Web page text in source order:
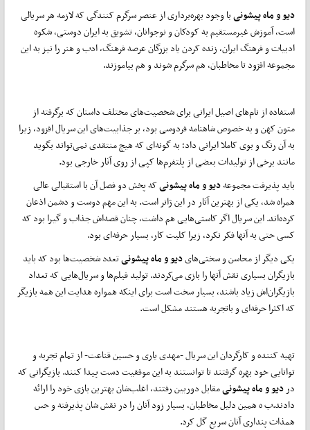
دیو و ماه پیشونیبا وجود بهره‌برداری از عنصر سرگرم کنندگی که لازمه هر سریالی
است، آموزش غیرمستقیم به کودکان و نوجوانان، تشویق به ایران دوستی، شکوه
ادبیات و فرهنگ ایران، زنده کردن یاد بزرگان عرصه فرهنگ، ادب و هنر را نیز به این
مجموعه افزود تا مخاطبان، هم سرگرم شوند و هم بیاموزند.
استفاده از نام‌های اصیل ایرانی برای شخصیت‌های مختلف داستان که برگرفته از
متون کهن و به خصوص شاهنامه فردوسی بود، بر جذابیت‌های این سریال افزود، زیرا
به آن رنگ و بوی کاملا ایرانی داد؛ به گونه‌ای که هیچ منتقدی نمی‌تواند بگوید
مانند برخی از تولیدات بعضی از پلتفرم‌ها کپی از روی آثار خارجی بود.
باید پذیرفت مجموعهدیو و ماه پیشونیکه پخش دو فصل آن با استقبالی عالی
همراه شد، یکی از بهترین آثار در این ژانر است. به این مهم دوست و دشمن اذعان
کرده‌اند. این سریال اگر کاستی‌هایی هم داشت، چنان قصه‌اش جذاب و گیرا بود که
کسی حتی به آنها فکر نکرد، زیرا کلیت کار، بسیار حرفه‌ای بود.
یکی دیگر از محاسن و سختی‌هایدیو و ماه پیشونیتعدد شخصیت‌ها بود که باید
بازیگران بسیاری نقش آنها را بازی می‌کردند. تولید فیلم‌ها و سریال‌هایی که تعداد
بازیگران‌اش زیاد باشند، بسیار سخت است برای اینکه همواره هدایت این همه بازیگر
که اکثرا حرفه‌ای و باتجربه هستند مشکل است.
تهیه کننده و کارگردان این سریال -مهدی یاری و حسین قناعت- از تمام تجربه و
توانایی خود بهره گرفتند تا توانستند به این موفقیت دست پیدا کنند. بازیگرانی که
در دیو و ماه پیشونیمقابل دوربین رفتند، اغلب‌شان بهترین بازی خود را ارائه
دادند.ب ه همین دلیل مخاطبان، بسیار زود آنان را در نقش شان پذیرفته و حس
همذات پنداری آنان سریع گل کرد.